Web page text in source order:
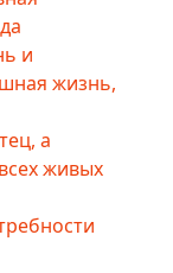
и
жизнь,
а
живых